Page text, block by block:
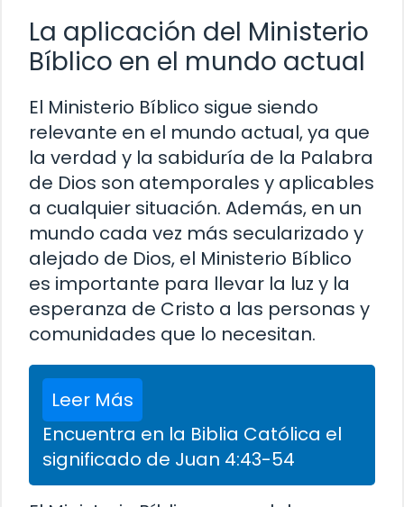
La aplicación del Ministerio
Bíblico en el mundo actual
El Ministerio Bíblico sigue siendo
relevante en el mundo actual, ya que
la verdad y la sabiduría de la Palabra
de Dios son atemporales y aplicables
a cualquier situación. Además, en un
mundo cada vez más secularizado y
alejado de Dios, el Ministerio Bíblico
es importante para llevar la luz y la
esperanza de Cristo a las personas y
comunidades que lo necesitan.
Leer Más
Encuentra en la Biblia Católica el
significado de Juan 4:43-54